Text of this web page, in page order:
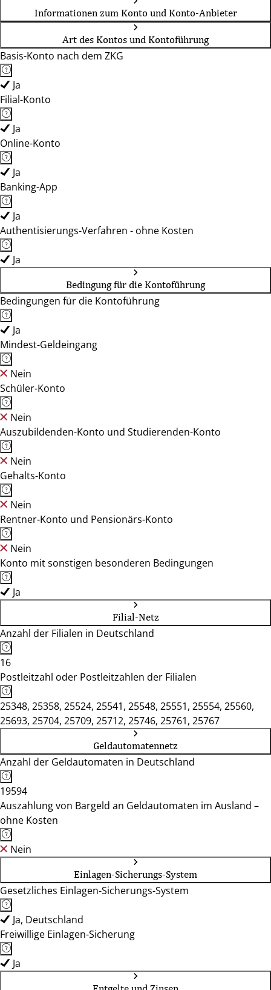
Informationen zum Konto und Konto-Anbieter
Art des Kontos und Kontoführung
Basis-Konto nach dem ZKG
Ja
Filial-Konto
Ja
Online-Konto
Ja
Banking-App
Ja
Authentisierungs-Verfahren - ohne Kosten
Ja
Bedingung für die Kontoführung
Bedingungen für die Kontoführung
Ja
Mindest-Geldeingang
Nein
Schüler-Konto
Nein
Auszubildenden-Konto und Studierenden-Konto
Nein
Gehalts-Konto
Nein
Rentner-Konto und Pensionärs-Konto
Nein
Konto mit sonstigen besonderen Bedingungen
Ja
Filial-Netz
Anzahl der Filialen in Deutschland
16
Postleitzahl oder Postleitzahlen der Filialen
25348, 25358, 25524, 25541, 25548, 25551, 25554, 25560,
25693, 25704, 25709, 25712, 25746, 25761, 25767
Geldautomatennetz
Anzahl der Geldautomaten in Deutschland
19594
Auszahlung von Bargeld an Geldautomaten im Ausland –
ohne Kosten
Nein
Einlagen-Sicherungs-System
Gesetzliches Einlagen-Sicherungs-System
Ja, Deutschland
Freiwillige Einlagen-Sicherung
Ja